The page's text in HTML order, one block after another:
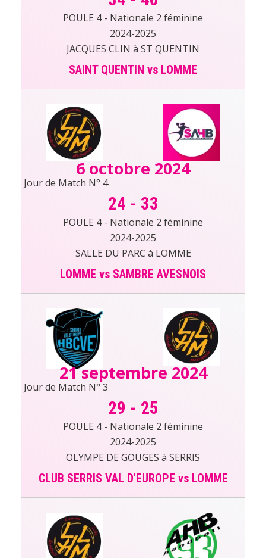
POULE 4 - Nationale 2 féminine
2024-2025
JACQUES CLIN à ST QUENTIN
SAINT QUENTIN vs LOMME
6 octobre 2024
Jour de Match N° 4
24 - 33
POULE 4 - Nationale 2 féminine
2024-2025
SALLE DU PARC à LOMME
LOMME vs SAMBRE AVESNOIS
21 septembre 2024
Jour de Match N° 3
29 - 25
POULE 4 - Nationale 2 féminine
2024-2025
OLYMPE DE GOUGES à SERRIS
CLUB SERRIS VAL D'EUROPE vs LOMME